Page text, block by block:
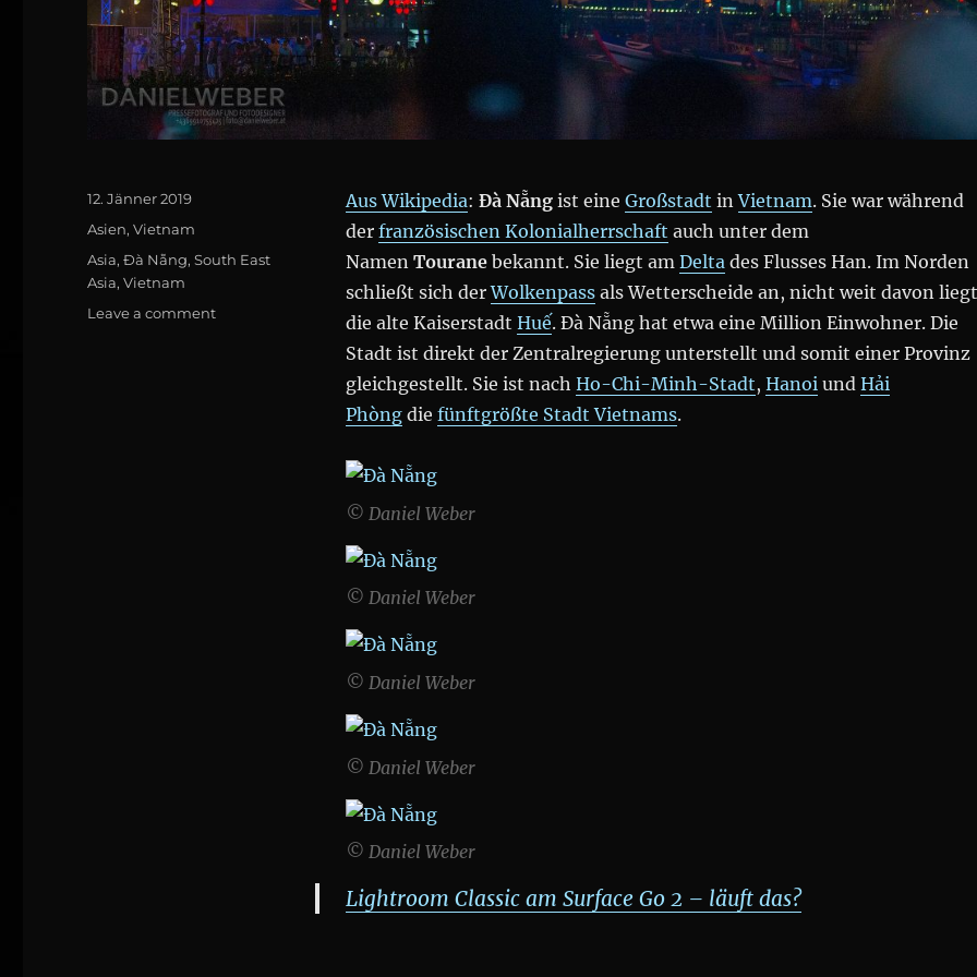
Aus Wikipedia: Đà Nẵng ist eine Großstadt inVietnam. Sie war während
der französischen Kolonialherrschaft auch unter dem
Namen Touranebekannt. Sie liegt am Deltades Flusses Han. Im Norden
schließt sich derWolkenpassals Wetterscheide an, nicht weit davon liegt
die alte Kaiserstadt Huế. Đà Nẵng hat etwa eine Million Einwohner. Die
Stadt ist direkt der Zentralregierung unterstellt und somit einer Provinz
gleichgestellt. Sie ist nach Ho-Chi-Minh-Stadt, Hanoiund Hải
Phòngdie fünftgrößte Stadt Vietnams.
© Daniel Weber
© Daniel Weber
© Daniel Weber
© Daniel Weber
© Daniel Weber
Lightroom Classic am Surface Go 2 – läuft das?
Posted
on
12. Jänner 2019
Categories
Asien,Vietnam
Tags
Asia,Đà Nẵng,South East
Asia,Vietnam
Leave a commenton